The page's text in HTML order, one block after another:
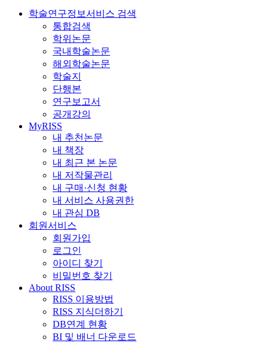
학술연구정보서비스 검색
통합검색
학위논문
국내학술논문
해외학술논문
학술지
단행본
연구보고서
공개강의
MyRISS
내 추천논문
내 책장
내 최근 본 논문
내 저작물관리
내 구매·신청 현황
내 서비스 사용권한
내 관심 DB
회원서비스
회원가입
로그인
아이디 찾기
비밀번호 찾기
About RISS
RISS 이용방법
RISS 지식더하기
DB연계 현황
BI 및 배너 다운로드